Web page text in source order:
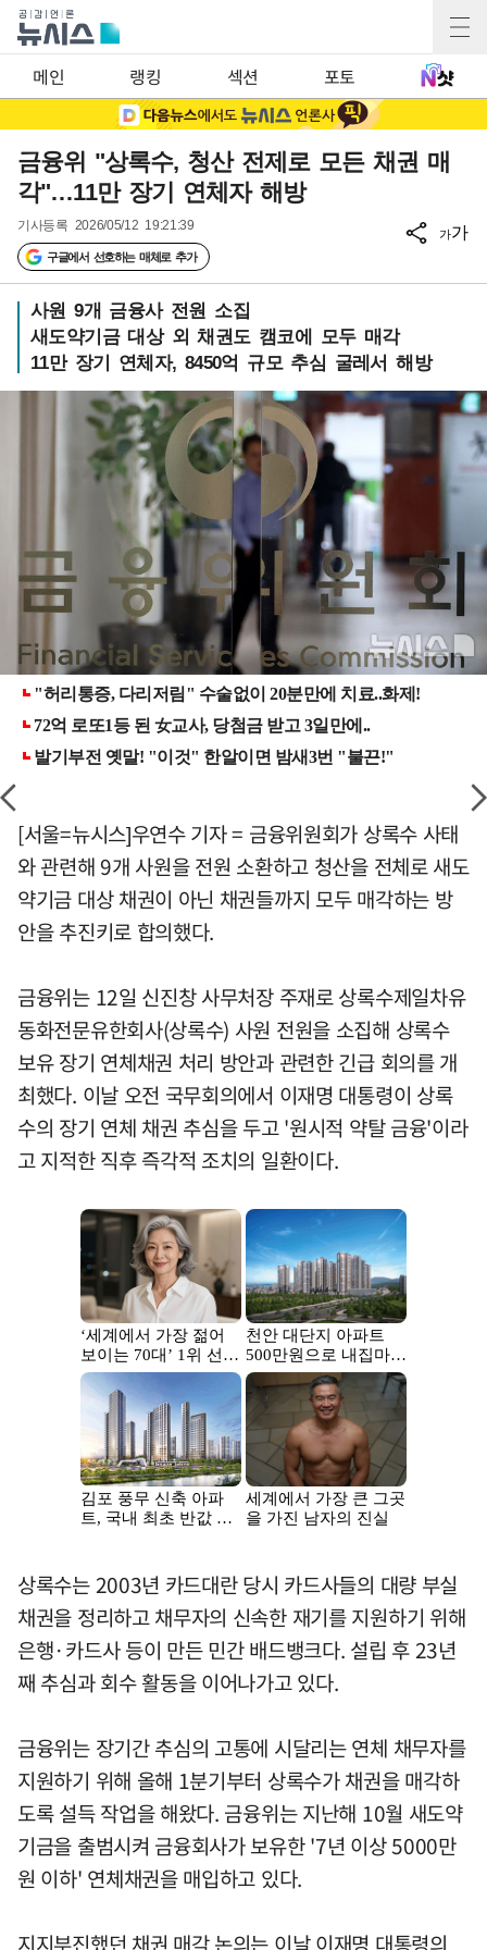
메인 랭킹 섹션 포토
금융위 "상록수, 청산 전제로 모든 채권 매
각"…11만 장기 연체자 해방
기사등록 2026/05/12 19:21:39
구글에서 선호하는 매체로 추가
가가
사원 9개 금융사 전원 소집
새도약기금 대상 외 채권도 캠코에 모두 매각
11만 장기 연체자, 8450억 규모 추심 굴레서 해방
[서울=뉴시스]우연수 기자 = 금융위원회가 상록수 사태
와 관련해 9개 사원을 전원 소환하고 청산을 전체로 새도
약기금 대상 채권이 아닌 채권들까지 모두 매각하는 방
안을 추진키로 합의했다.
금융위는 12일 신진창 사무처장 주재로 상록수제일차유
동화전문유한회사(상록수) 사원 전원을 소집해 상록수
보유 장기 연체채권 처리 방안과 관련한 긴급 회의를 개
최했다. 이날 오전 국무회의에서 이재명 대통령이 상록
수의 장기 연체 채권 추심을 두고 '원시적 약탈 금융'이라
고 지적한 직후 즉각적 조치의 일환이다.
상록수는 2003년 카드대란 당시 카드사들의 대량 부실
채권을 정리하고 채무자의 신속한 재기를 지원하기 위해
은행·카드사 등이 만든 민간 배드뱅크다. 설립 후 23년
째 추심과 회수 활동을 이어나가고 있다.
금융위는 장기간 추심의 고통에 시달리는 연체 채무자를
지원하기 위해 올해 1분기부터 상록수가 채권을 매각하
도록 설득 작업을 해왔다. 금융위는 지난해 10월 새도약
기금을 출범시켜 금융회사가 보유한 '7년 이상 5000만
원 이하' 연체채권을 매입하고 있다.
지지부진했던 채권 매각 논의는 이날 이재명 대통령의